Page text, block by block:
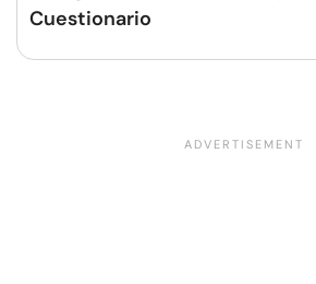
Cuestionario